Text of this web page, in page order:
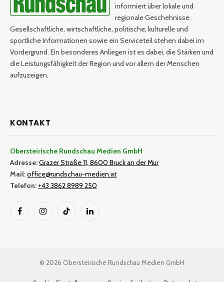
informiert über lokale und
regionale Geschehnisse.
Gesellschaftliche, wirtschaftliche, politische, kulturelle und
sportliche Informationen sowie ein Serviceteil stehen dabei im
Vordergrund. Ein besonderes Anliegen ist es dabei, die Stärken und
die Leistungsfähigkeit der Region und vor allem der Menschen
aufzuzeigen.
KONTAKT
Obersteirische Rundschau Medien GmbH
Adresse:Grazer Straße 11, 8600 Bruck an der Mur
Mail:office@rundschau-medien.at
Telefon: +43 3862 8989 250
FacebookInstagramTikTok LinkedIn
© 2026 Obersteirische Rundschau Medien GmbH